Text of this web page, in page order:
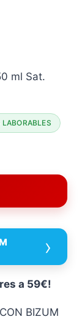
ml Sat.
›
a 59€!
BIZUM